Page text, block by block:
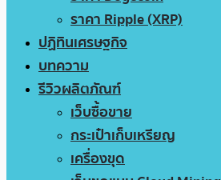
ราคา Ripple (XRP)
ปฏิทินเศรษฐกิจ
บทความ
รีวิวผลิตภัณฑ์
เว็บซื้อขาย
กระเป๋าเก็บเหรียญ
เครื่องขุด